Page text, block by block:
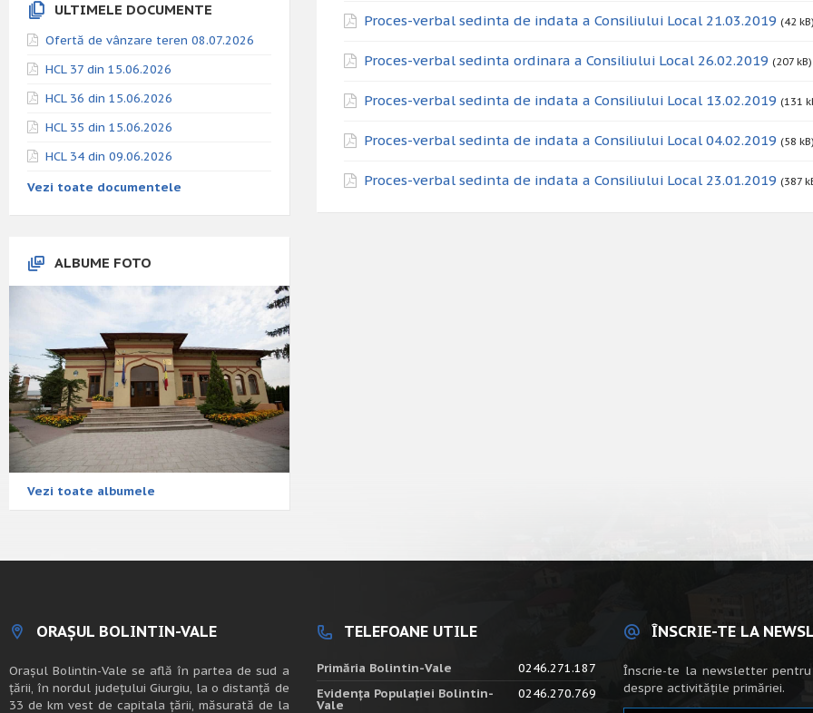
Proces-verbal sedinta de indata a Consiliului Local 21.03.2019 (42 kB)
Proces-verbal sedinta ordinara a Consiliului Local 26.02.2019 (207 kB)
Proces-verbal sedinta de indata a Consiliului Local 13.02.2019 (131
Proces-verbal sedinta de indata a Consiliului Local 04.02.2019 (58 kB)
Proces-verbal sedinta de indata a Consiliului Local 23.01.2019 (387
ULTIMELE DOCUMENTE
Ofertă de vânzare teren 08.07.2026
HCL 37 din 15.06.2026
HCL 36 din 15.06.2026
HCL 35 din 15.06.2026
HCL 34 din 09.06.2026
Vezi toate documentele
ALBUME FOTO
Vezi toate albumele
ORAȘUL BOLINTIN-VALE
Oraşul Bolintin-Vale se află în partea de sud a
ţării, în nordul judeţului Giurgiu, la o distanţă de
33 de km vest de capitala țării, măsurată de la
TELEFOANE UTILE
Primăria Bolintin-Vale
0246.271.187
Evidența Populației Bolintin-
Vale
0246.270.769
ÎNSCRIE-TE LA
Înscrie-te la newsletter
despre activitățile primăriei.